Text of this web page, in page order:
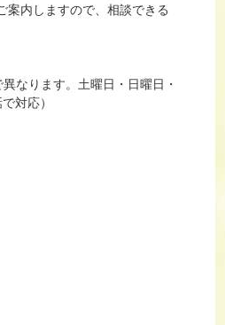
案内しますので、相談できる
なります。土曜日・日曜日・
対応）